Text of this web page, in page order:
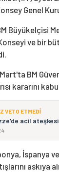
Genel
Büyükelçisi
ve bir
BM
kararını
VETO ETMEDİ
acil
İspanya
askıya